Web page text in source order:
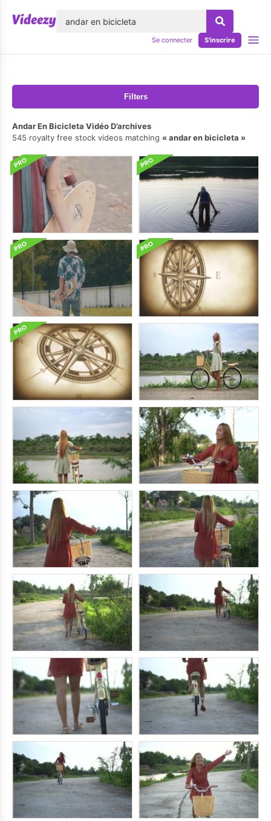
Se connecter S'inscrire
Filters
Andar En Bicicleta Vidéo D’archives
545 royalty free stock videos matching
andar en bicicleta